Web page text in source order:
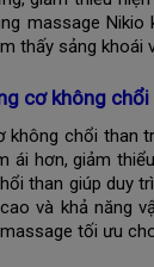
massage
thấy sảng khoái
cơ không chổi
không chổi than
ái hơn, giảm
than giúp duy
và khả năng
tối ưu